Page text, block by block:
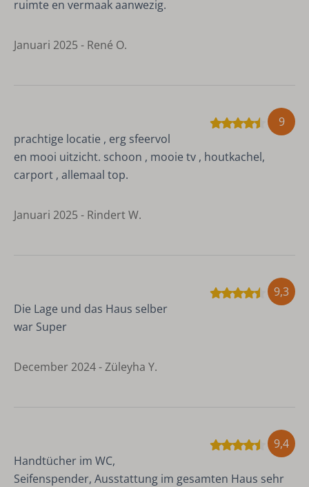
ruimte en vermaak aanwezig.
Januari 2025 - René O.
9
prachtige locatie , erg sfeervol
en mooi uitzicht. schoon , mooie tv , houtkachel,
carport , allemaal top.
Januari 2025 - Rindert W.
9,3
Die Lage und das Haus selber
war Super
December 2024 - Züleyha Y.
9,4
Handtücher im WC,
Seifenspender, Ausstattung im gesamten Haus sehr